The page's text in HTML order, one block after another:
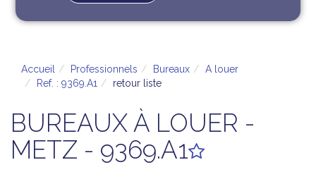
Accueil Professionnels Bureaux
A louer
Ref. : 9369.A1
retour liste
BUREAUX À LOUER -
METZ - 9369.A1